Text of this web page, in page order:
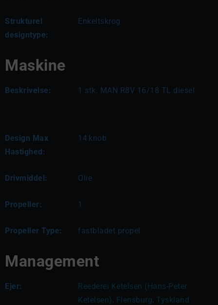
Strukturel
designtype:
Enkeltskrog
Maskine
Beskrivelse: 1 stk. MAN R8V 16/18 TL diesel
Design Max
Hastighed:
14 knob
Drivmiddel: Olie
Propeller: 1
Propeller Type: fastbladet propel
Management
Ejer:
Reederei Ketelsen (Hans-Peter
Ketelsen), Flensburg, Tyskland